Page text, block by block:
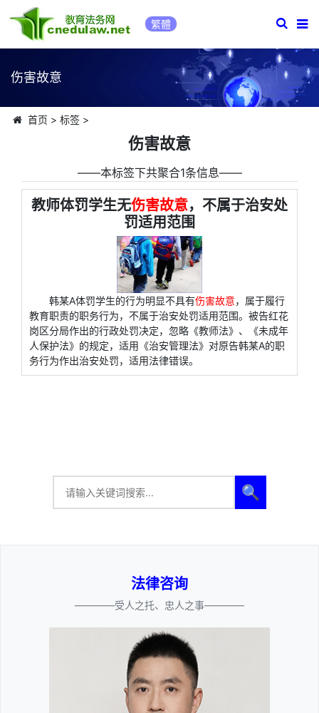
繁體
伤害故意
首页 > 标签>
伤害故意
――本标签下共聚合1条信息――
教师体罚学生无伤害故意，不属于治安处
罚适用范围
韩某A体罚学生的行为明显不具有伤害故意，属于履行
教育职责的职务行为，不属于治安处罚适用范围。被告红花
岗区分局作出的行政处罚决定，忽略《教师法》、《未成年
人保护法》的规定，适用《治安管理法》对原告韩某A的职
务行为作出治安处罚，适用法律错误。
🔍
法律咨询
————受人之托、忠人之事————